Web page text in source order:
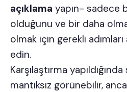
açıklama yapın- sadece
olduğunu ve bir daha
olmak için gerekli adımları
edin.
Karşılaştırma
mantıksız görünebilir,